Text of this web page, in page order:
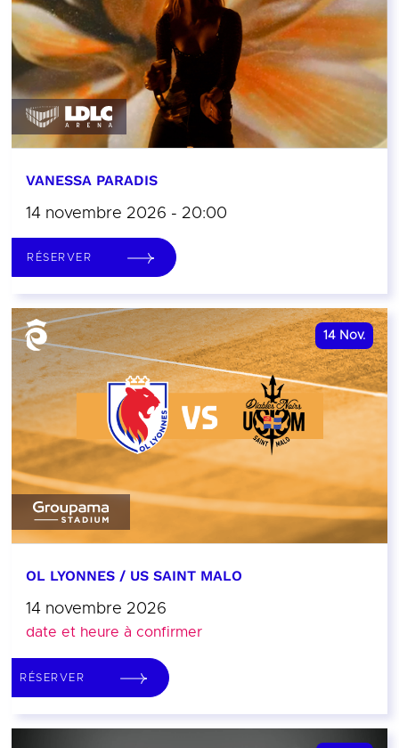
VANESSA PARADIS
14 novembre 2026 - 20:00
RÉSERVER
14 Nov.
OL LYONNES / US SAINT MALO
14 novembre 2026
date et heure à confirmer
RÉSERVER